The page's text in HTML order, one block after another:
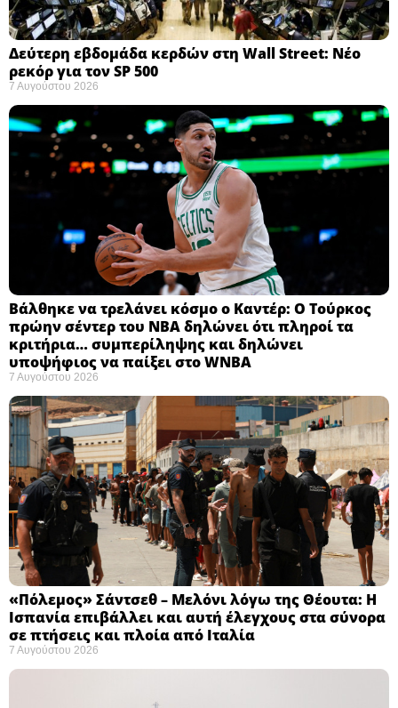
Δεύτερη εβδομάδα κερδών στη Wall Street: Νέο
ρεκόρ για τον SP 500
7 Αυγούστου 2026
Βάλθηκε να τρελάνει κόσμο ο Καντέρ: Ο Τούρκος
πρώην σέντερ του NBA δηλώνει ότι πληροί τα
κριτήρια… συμπερίληψης και δηλώνει
υποψήφιος να παίξει στο WNBA
7 Αυγούστου 2026
«Πόλεμος» Σάντσεθ – Μελόνι λόγω της Θέουτα: Η
Ισπανία επιβάλλει και αυτή έλεγχους στα σύνορα
σε πτήσεις και πλοία από Ιταλία
7 Αυγούστου 2026